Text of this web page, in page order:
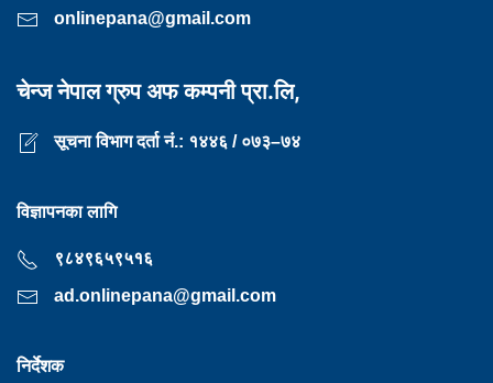
onlinepana@gmail.com
चेन्ज नेपाल ग्रुप अफ कम्पनी प्रा.लि,
सूचना विभाग दर्ता नं.: १४४६ / ०७३–७४
विज्ञापनका लागि
९८४९६५९५१६
ad.onlinepana@gmail.com
निर्देशक